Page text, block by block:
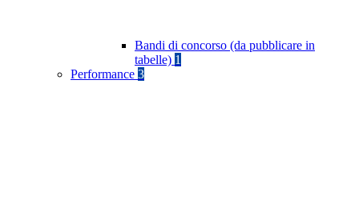
Bandi di concorso (da pubblicare in
tabelle) 1
Performance 3